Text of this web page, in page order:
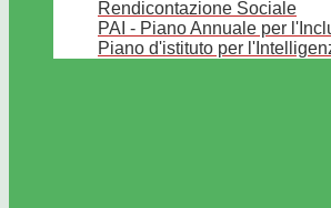
Rendicontazione Sociale
PAI - Piano Annuale per
Piano d'istituto per